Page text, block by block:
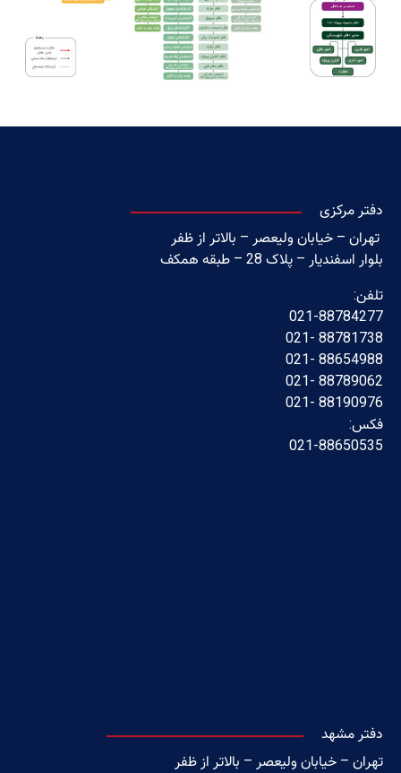
دفتر مرکزی
تهران – خیابان ولیعصر – بالاتر از ظفر
بلوار اسفندیار – پلاک 28 – طبقه همکف
تلفن:
021-88784277
88781738 -021
88654988 -021
88789062 -021
88190976 -021
فکس:
021-88650535
دفتر مشهد
تهران – خیابان ولیعصر – بالاتر از ظفر